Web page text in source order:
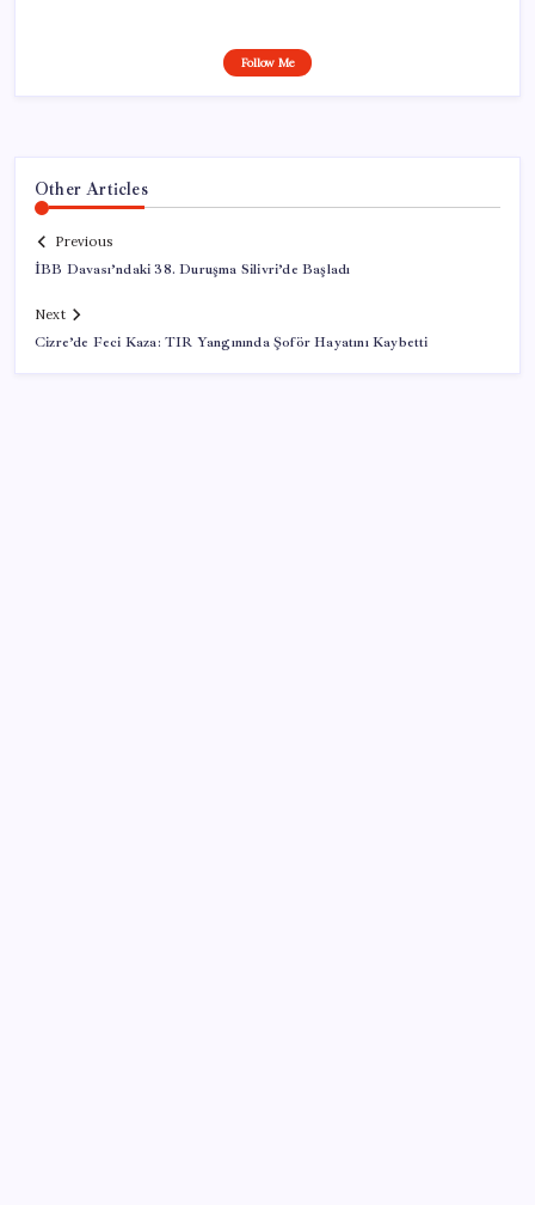
Follow Me
Other Articles
Previous
İBB Davası’ndaki 38. Duruşma Silivri’de Başladı
Next
Cizre’de Feci Kaza: TIR Yangınında Şoför Hayatını Kaybetti